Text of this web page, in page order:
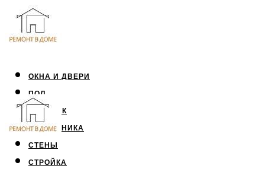
ОКНА И ДВЕРИ
ПОЛ
ПОТОЛОК
САНТЕХНИКА
СТЕНЫ
СТРОЙКА